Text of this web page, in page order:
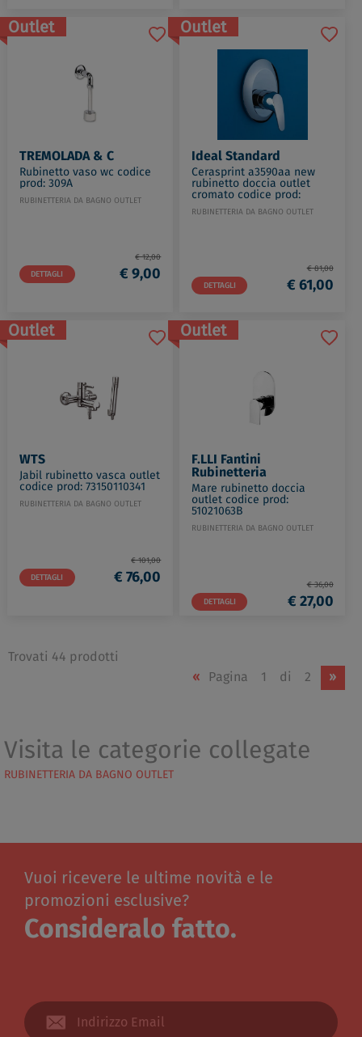
Outlet
TREMOLADA & C
Rubinetto vaso wc codice
prod: 309A
RUBINETTERIA DA BAGNO OUTLET
DETTAGLI
€ 12,00
€ 9,00
Outlet
Ideal Standard
Cerasprint a3590aa new
rubinetto doccia outlet
cromato codice prod:
A3590AA
RUBINETTERIA DA BAGNO OUTLET
DETTAGLI
€ 81,00
€ 61,00
Outlet
WTS
Jabil rubinetto vasca outlet
codice prod: 73150110341
RUBINETTERIA DA BAGNO OUTLET
DETTAGLI
€ 101,00
€ 76,00
Outlet
F.LLI Fantini
Rubinetteria
Mare rubinetto doccia
outlet codice prod:
51021063B
RUBINETTERIA DA BAGNO OUTLET
DETTAGLI
€ 36,00
€ 27,00
Trovati 44 prodotti
« Pagina 1 di 2 »
Visita le categorie collegate
RUBINETTERIA DA BAGNO OUTLET
Vuoi ricevere le ultime novità e le
promozioni esclusive?
Consideralo fatto.